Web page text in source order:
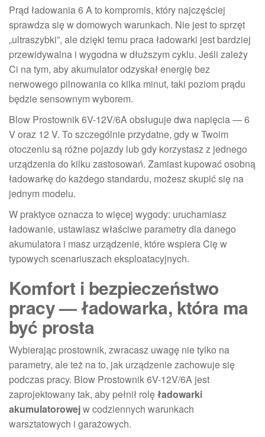
Prąd ładowania 6 A to kompromis, który najczęściej
sprawdza się w domowych warunkach. Nie jest to sprzęt
„ultraszybki”, ale dzięki temu praca ładowarki jest bardziej
przewidywalna i wygodna w dłuższym cyklu. Jeśli zależy
Ci na tym, aby akumulator odzyskał energię bez
nerwowego pilnowania co kilka minut, taki poziom prądu
będzie sensownym wyborem.
Blow Prostownik 6V-12V/6A obsługuje dwa napięcia — 6
V oraz 12 V. To szczególnie przydatne, gdy w Twoim
otoczeniu są różne pojazdy lub gdy korzystasz z jednego
urządzenia do kilku zastosowań. Zamiast kupować osobną
ładowarkę do każdego standardu, możesz skupić się na
jednym modelu.
W praktyce oznacza to więcej wygody: uruchamiasz
ładowanie, ustawiasz właściwe parametry dla danego
akumulatora i masz urządzenie, które wspiera Cię w
typowych scenariuszach eksploatacyjnych.
Komfort i bezpieczeństwo
pracy — ładowarka, która ma
być prosta
Wybierając prostownik, zwracasz uwagę nie tylko na
parametry, ale też na to, jak urządzenie zachowuje się
podczas pracy. Blow Prostownik 6V-12V/6A jest
zaprojektowany tak, aby pełnił rolęładowarki
akumulatorowejw codziennych warunkach
warsztatowych i garażowych.